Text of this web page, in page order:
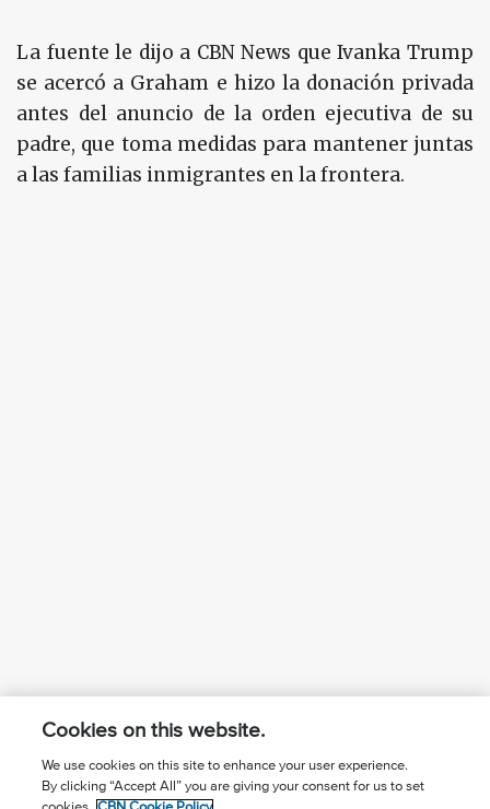
La fuente le dijo a CBN News que Ivanka Trump
se acercó a Graham e hizo la donación privada
antes del anuncio de la orden ejecutiva de su
padre, que toma medidas para mantener juntas
a las familias inmigrantes en la frontera.
¿Conoces a Jesús? Suscríbase al boletín
Cookies on this website.
We use cookies on this site to enhance your user experience.
By clicking “Accept All” you are giving your consent for us to set